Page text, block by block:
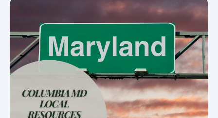
especializado es una piedra angular del
progreso, contar con un conjunto de recursos
comunitarios localizados ayuda a garantizar
que los niños con autismo puedan generalizar
sus habilidades en entornos del mundo real,